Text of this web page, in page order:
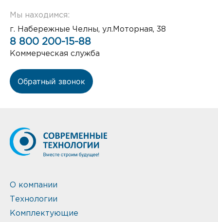
Мы находимся:
г. Набережные Челны, ул.Моторная, 38
8 800 200-15-88
Коммерческая служба
Обратный звонок
О компании
Технологии
Комплектующие